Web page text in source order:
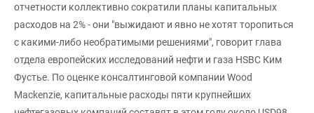
отчетности коллективно сократили планы капитальных
расходов на 2% - они "выжидают и явно не хотят торопиться
с какими-либо необратимыми решениями", говорит глава
отдела европейских исследований нефти и газа HSBC Ким
Фустье. По оценке консалтинговой компании Wood
Mackenzie, капитальные расходы пяти крупнейших